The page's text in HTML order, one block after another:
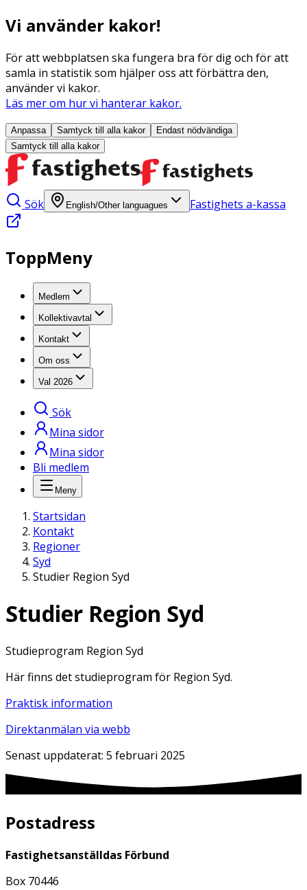
Vi använder kakor!
För att webbplatsen ska fungera bra för dig och för att
samla in statistik som hjälper oss att förbättra den,
använder vi kakor.
Läs mer om hur vi hanterar kakor.
Anpassa Samtyck till alla kakor
Endast nödvändiga
Samtyck till alla kakor
Sök English/Other languagues Fastighets a-kassa
ToppMeny
Medlem
Kollektivavtal
Kontakt
Om oss
Val 2026
Sök
Mina sidor
Mina sidor
Bli medlem
Meny
Startsidan
Kontakt
Regioner
Syd
Studier Region Syd
Studier Region Syd
Studieprogram Region Syd
Här finns det studieprogram för Region Syd.
Praktisk information
Direktanmälan via webb
Senast uppdaterat: 5 februari 2025
Postadress
Fastighetsanställdas Förbund
Box 70446